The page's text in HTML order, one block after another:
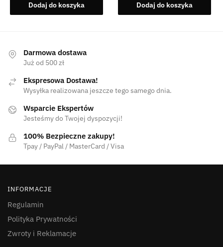
Dodaj do koszyka Dodaj do koszyka
Darmowa dostawa
Już od 500 zł
Ekspresowa Dostawa!
Wysyłka realizowana jeszcze tego samego dnia.
Wsparcie Ekspertów
Jesteśmy do Twojej dyspozycji!
100% Bezpieczne zakupy!
Tpay / PayPal / MasterCard / Visa
INFORMACJE
Regulamin
Polityka Prywatności
Zwroty i Reklamacje